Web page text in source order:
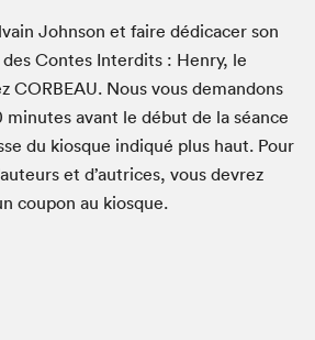
John­son et faire dédi­cac­er son
des Con­tes Inter­dits : Hen­ry, le
COR­BEAU. Nous vous deman­dons
min­utes avant le début de la séance
du kiosque indiqué plus haut. Pour
et d’autrices, vous devrez
coupon au kiosque.